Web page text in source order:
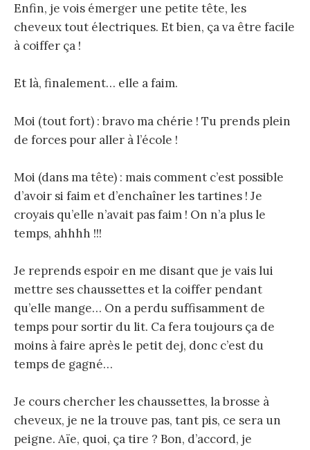
Enfin, je vois émerger une petite tête, les
cheveux tout électriques. Et bien, ça va être facile
à coiffer ça !
Et là, finalement… elle a faim.
Moi (tout fort) : bravo ma chérie ! Tu prends plein
de forces pour aller à l’école !
Moi (dans ma tête) : mais comment c’est possible
d’avoir si faim et d’enchaîner les tartines ! Je
croyais qu’elle n’avait pas faim ! On n’a plus le
temps, ahhhh !!!
Je reprends espoir en me disant que je vais lui
mettre ses chaussettes et la coiffer pendant
qu’elle mange… On a perdu suffisamment de
temps pour sortir du lit. Ca fera toujours ça de
moins à faire après le petit dej, donc c’est du
temps de gagné…
Je cours chercher les chaussettes, la brosse à
cheveux, je ne la trouve pas, tant pis, ce sera un
peigne. Aïe, quoi, ça tire ? Bon, d’accord, je